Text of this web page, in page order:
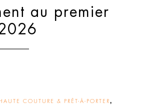
au premier
COUTURE & PRÊT-À-PORTER,